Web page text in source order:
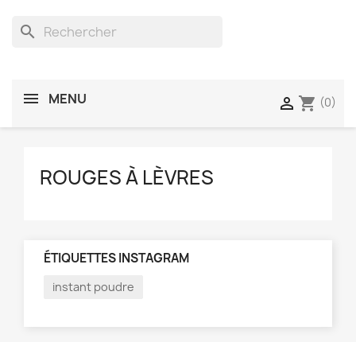
search
MENU  shopping_cart (0)
ROUGES À LÈVRES
ÉTIQUETTES INSTAGRAM
instant poudre